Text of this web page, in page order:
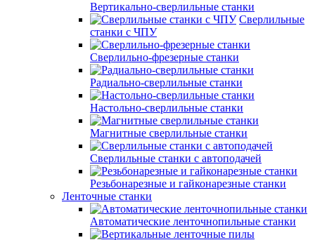
Вертикально-сверлильные станки
Сверлильные
станки с ЧПУ
Сверлильно-фрезерные станки
Радиально-сверлильные станки
Настольно-сверлильные станки
Магнитные сверлильные станки
Сверлильные станки с автоподачей
Резьбонарезные и гайконарезные станки
Ленточные станки
Автоматические ленточнопильные станки